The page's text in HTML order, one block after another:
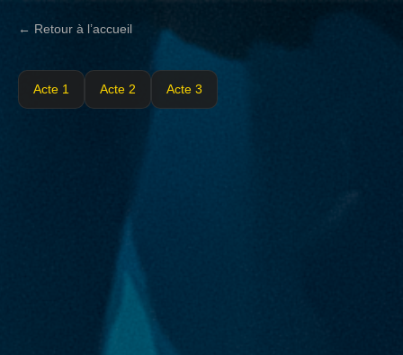
← Retour à l’accueil
Acte 1 Acte 2 Acte 3